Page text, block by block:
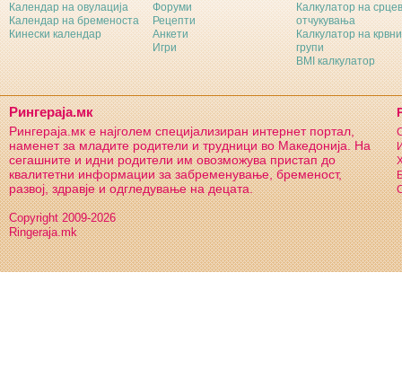
Календар на овулација
Календар на бременоста
Кинески календар
Форуми
Рецепти
Анкети
Игри
Калкулатор на
отчукувања
Калкулатор на крвни
групи
BMI калкулатор
Рингераја.мк
Рингераја.мк е најголем специјализиран интернет портал,
наменет за младите родители и трудници во Македонија. На
сегашните и идни родители им овозможува пристап до
квалитетни информации за забременување, бременост,
развој, здравје и одгледување на децата.
Copyright 2009-2026
Ringeraja.mk